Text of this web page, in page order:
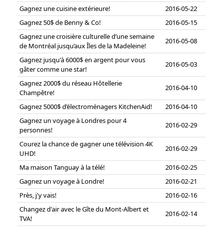
Gagnez une cuisine extérieure!
2016-05-22
Gagnez 50$ de Benny & Co!
2016-05-15
Gagnez une croisière culturelle d’une semaine
de Montréal jusqu’aux Îles de la Madeleine!
2016-05-08
Gagnez jusqu'à 6000$ en argent pour vous
gâter comme une star!
2016-05-03
Gagnez 2000$ du réseau Hôtellerie
Champêtre!
2016-04-10
Gagnez 5000$ d’électroménagers KitchenAid!
2016-04-10
Gagnez un voyage à Londres pour 4
personnes!
2016-02-29
Courez la chance de gagner une télévision 4K
UHD!
2016-02-29
Ma maison Tanguay à la télé!
2016-02-25
Gagnez un voyage à Londre!
2016-02-21
Près, j'y vais!
2016-02-16
Changez d'air avec le Gîte du Mont-Albert et
TVA!
2016-02-14